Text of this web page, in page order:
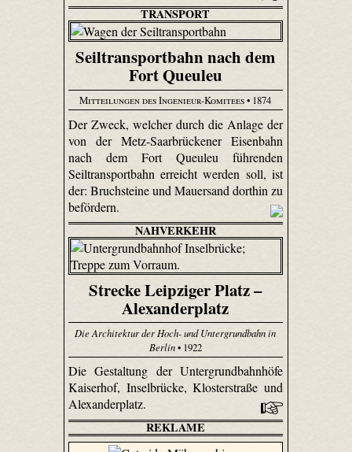
TRANSPORT
Seiltransportbahn nach dem
Fort Queuleu
Mitteilungen des Ingenieur-Komitees• 1874
Der Zweck, welcher durch die Anlage der
von der Metz-Saar­brücke­ner Eisenbahn
nach dem Fort Queuleu führenden
Seiltransportbahn erreicht werden soll, ist
der: Bruchsteine und Mauersand dorthin zu
befördern.
NAHVERKEHR
Strecke Leipziger Platz –
Alexanderplatz
Die Architektur der Hoch- und Untergrundbahn in
Berlin• 1922
Die Gestaltung der Untergrundbahnhöfe
Kaiserhof, Inselbrücke, Klosterstraße und
Alexanderplatz.
REKLAME